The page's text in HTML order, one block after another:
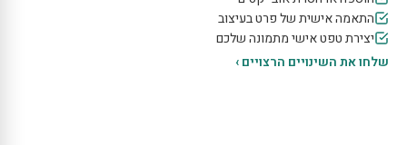
התאמה אישית של פרט בעיצוב
יצירת טפט אישי מתמונה שלכם
שלחו את השינויים הרצויים ›